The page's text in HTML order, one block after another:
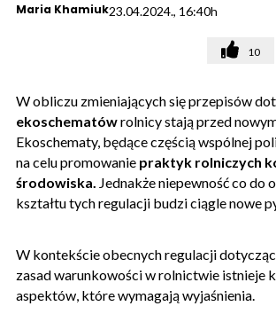
Maria Khamiuk23.04.2024., 16:40h
10
W obliczu zmieniających się przepisów
ekoschematówrolnicy stają przed
Ekoschematy, będące częścią wspólnej
na celu promowanie praktyk rolniczych
środowiska. Jednakże niepewność co do
kształtu tych regulacji budzi ciągle nowe
W kontekście obecnych regulacji
zasad warunkowości w rolnictwie istnieje
aspektów, które wymagają wyjaśnienia.